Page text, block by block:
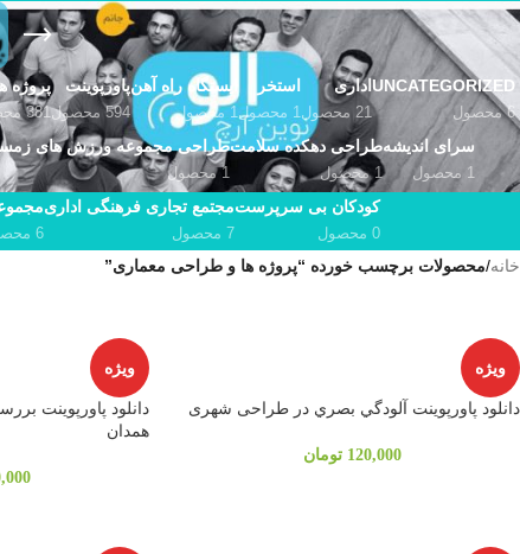
UNCATEGORIZED
6 محصول
اداری
21 محصول
استخر
1 محصول
ایستگاه راه آهن
1 محصول
پاورپوینت
594 محصول
پروژه
381 محصول
سرای اندیشه
1 محصول
طراحی دهکده سلامت
1 محصول
طراحی مجموعه ورزش های
1 محصول
کودکان بی سرپرست
0 محصول
مجتمع تجاری فرهنگی اداری
7 محصول 6 محصول
خانه/محصولات برچسب خورده “پروژه ها و طراحی معماری”
ویژه
دانلود پاورپوینت آلودگي بصري در طراحی شهری
120,000 تومان
ویژه
دانلود پاورپوینت
همدان